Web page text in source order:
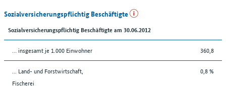
Sozialversicherungspflichtig Beschäftigte
Sozialversicherungspflichtig Beschäftigte am 30.06.2012
… insgesamt je 1.000 Einwohner 360,8
... Land- und Forstwirtschaft,
Fischerei
0,8 %